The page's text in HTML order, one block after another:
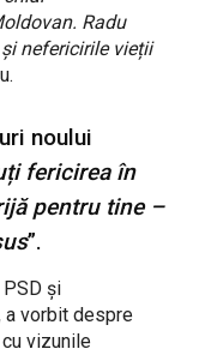
Radu
nefericirile vieții
noului
fericirea în
pentru tine –
”.
și
a vorbit despre
vizunile